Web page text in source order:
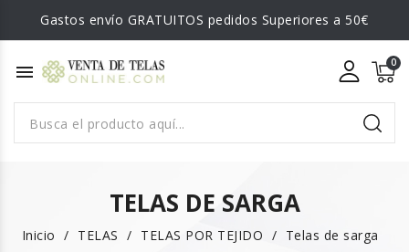
Gastos envío GRATUITOS pedidos Superiores a 50€
menu
TELAS DE SARGA
Inicio TELAS TELAS POR TEJIDO Telas de sarga